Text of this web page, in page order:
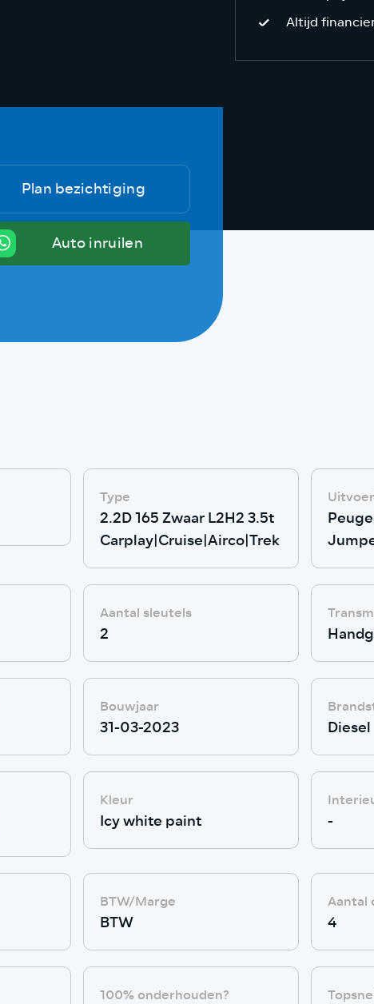
Altijd
Plan bezichtiging
Auto inruilen
Type
2.2D 165 Zwaar L2H2 3.5t
Carplay|Cruise|Airco|Trek
Aantal sleutels
2
Bouwjaar
31-03-2023 Diesel
Kleur
Icy white paint -
BTW/Marge
BTW
Aantal
4
100% onderhouden?